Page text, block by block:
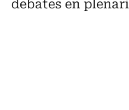
debates en